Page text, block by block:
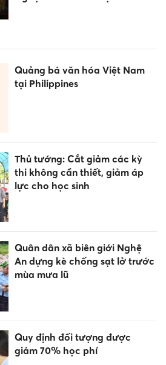
Quảng bá văn hóa Việt Nam
tại Philippines
Thủ tướng: Cắt giảm các kỳ
thi không cần thiết, giảm áp
lực cho học sinh
Quân dân xã biên giới Nghệ
An dựng kè chống sạt lở trước
mùa mưa lũ
Quy định đối tượng được
giảm 70% học phí